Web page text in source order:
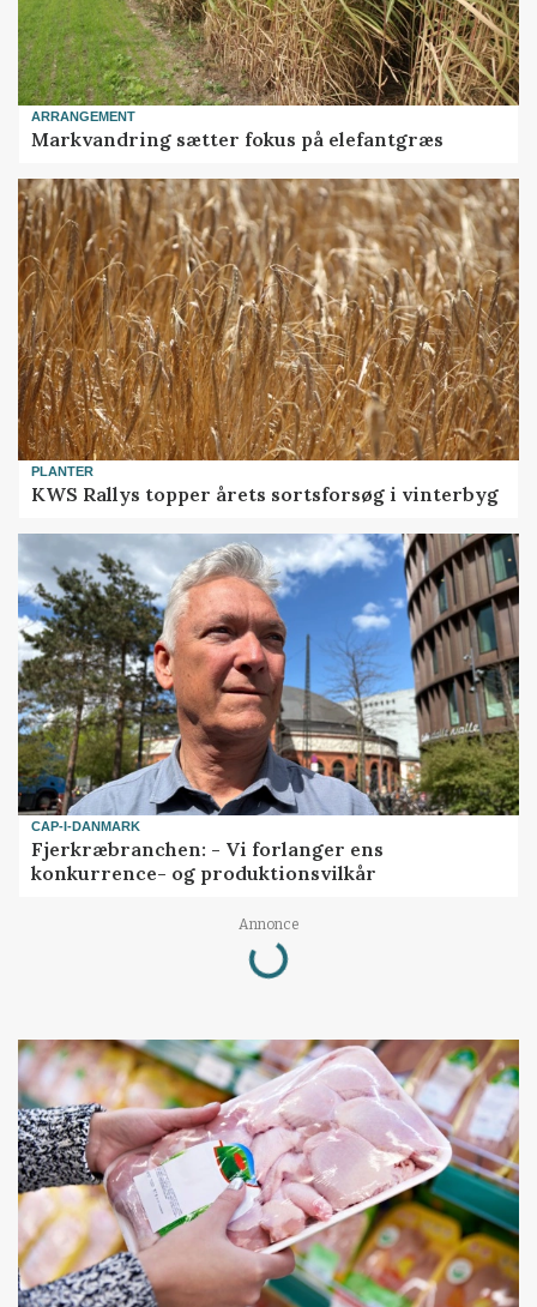
ARRANGEMENT
Markvandring sætter fokus på elefantgræs
PLANTER
KWS Rallys topper årets sortsforsøg i vinterbyg
CAP-I-DANMARK
Fjerkræbranchen: - Vi forlanger ens
konkurrence- og produktionsvilkår
Annonce
Loading...